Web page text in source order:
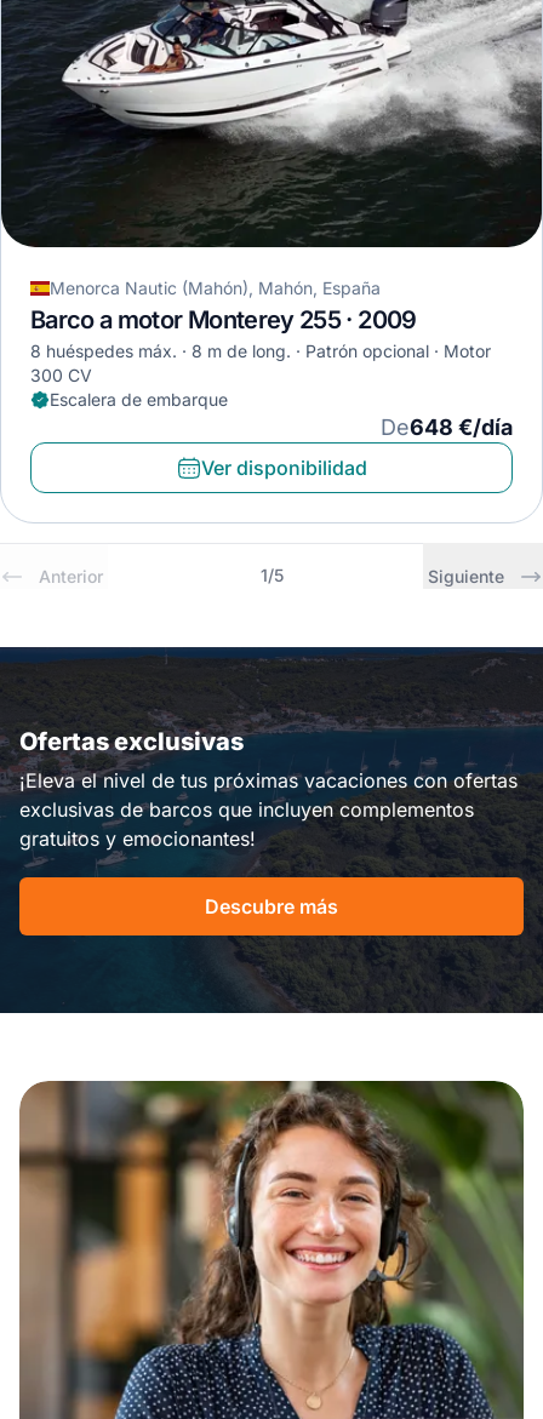
Menorca Nautic (Mahón), Mahón, España
Barco a motor Monterey 255 · 2009
8 huéspedes máx. 8 m de long. Patrón opcional
Motor
300 CV
Escalera de embarque
De648 €/día
Ver disponibilidad
Anterior 1/5 Siguiente
Ofertas exclusivas
¡Eleva el nivel de tus próximas vacaciones con ofertas
exclusivas de barcos que incluyen complementos
gratuitos y emocionantes!
Descubre más